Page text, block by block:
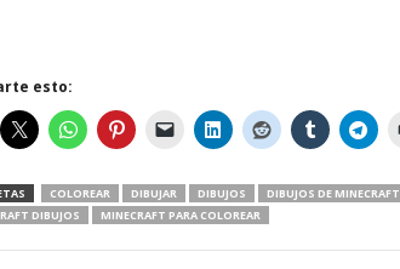
esto:
COLOREAR DIBUJAR DIBUJOS DIBUJOS DE MINECRAFT
DIBUJOS
MINECRAFT PARA COLOREAR